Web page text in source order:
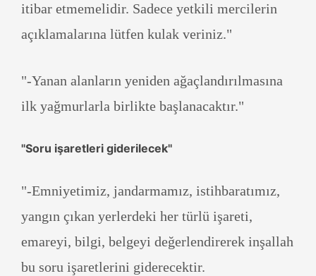
itibar etmemelidir. Sadece yetkili mercilerin
açıklamalarına lütfen kulak veriniz."
"-Yanan alanların yeniden ağaçlandırılmasına
ilk yağmurlarla birlikte başlanacaktır."
''Soru işaretleri giderilecek''
"-Emniyetimiz, jandarmamız, istihbaratımız,
yangın çıkan yerlerdeki her türlü işareti,
emareyi, bilgi, belgeyi değerlendirerek inşallah
bu soru işaretlerini giderecektir.